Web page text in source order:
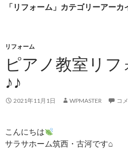
ン
キ
ッ
プ
「リフォーム」カテゴリーアーカ
リフォーム
ピアノ教室リ
♪♪
2021年11月1日 WPMASTER コ
こんにちは
サラサホーム筑西・古河です⌂